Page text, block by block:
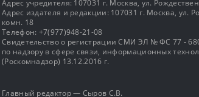
Адрес учредителя: 107031 г. Москва, ул.
Адрес издателя и редакции: 107031 г. Москва, ул.
комн. 18
Телефон: +7(977)948-21-08
Свидетельство о регистрации СМИ ЭЛ № ФС 77 -
по надзору в сфере связи, информационных
(Роскомнадзор) 13.12.2016 г.
Главный редактор — Сыров С.В.